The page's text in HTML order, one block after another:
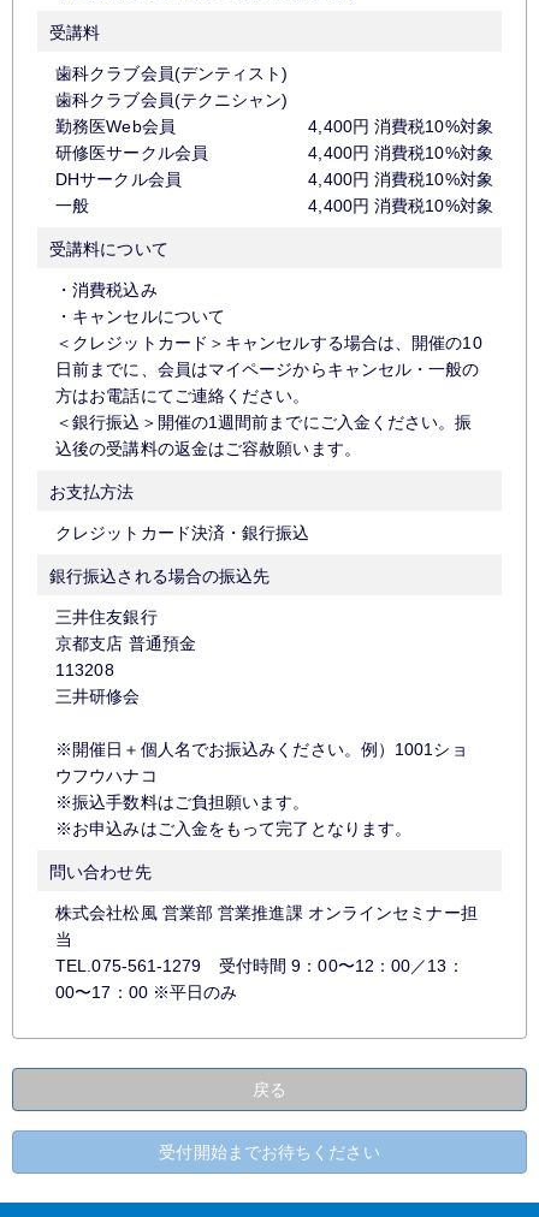
受講料
歯科クラブ会員(デンティスト)
歯科クラブ会員(テクニシャン)
勤務医Web会員
4,400円 消費税10%対象
研修医サークル会員
4,400円 消費税10%対象
DHサークル会員
4,400円 消費税10%対象
一般
4,400円 消費税10%対象
受講料について
・消費税込み
・キャンセルについて
＜クレジットカード＞キャンセルする場合は、開催の10
日前までに、会員はマイページからキャンセル・一般の
方はお電話にてご連絡ください。
＜銀行振込＞開催の1週間前までにご入金ください。振
込後の受講料の返金はご容赦願います。
お支払方法
クレジットカード決済・銀行振込
銀行振込される場合の振込先
三井住友銀行
京都支店 普通預金
113208
三井研修会
※開催日＋個人名でお振込みください。例）1001ショ
ウフウハナコ
※振込手数料はご負担願います。
※お申込みはご入金をもって完了となります。
問い合わせ先
株式会社松風 営業部 営業推進課 オンラインセミナー担
当
TEL.075-561-1279 受付時間 9：00〜12：00／13：
00〜17：00 ※平日のみ
戻る
受付開始までお待ちください